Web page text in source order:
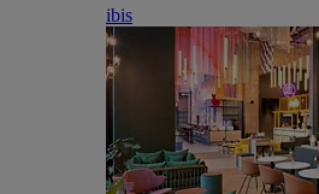
ibis